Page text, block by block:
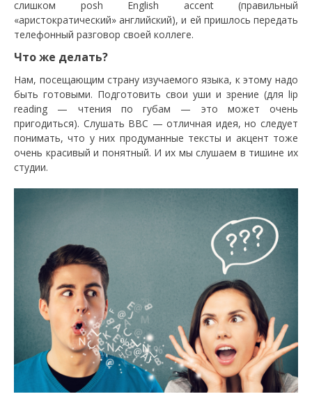
слишком posh English accent (правильный
«аристократический» английский), и ей пришлось передать
телефонный разговор своей коллеге.
Что же делать?
Нам, посещающим страну изучаемого языка, к этому надо
быть готовыми. Подготовить свои уши и зрение (для lip
reading — чтения по губам — это может очень
пригодиться). Слушать BBC — отличная идея, но следует
понимать, что у них продуманные тексты и акцент тоже
очень красивый и понятный. И их мы слушаем в тишине их
студии.